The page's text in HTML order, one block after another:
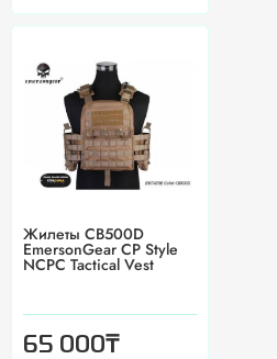
Жилеты CB500D
EmersonGear CP Style
NCPC Tactical Vest
65 000₸